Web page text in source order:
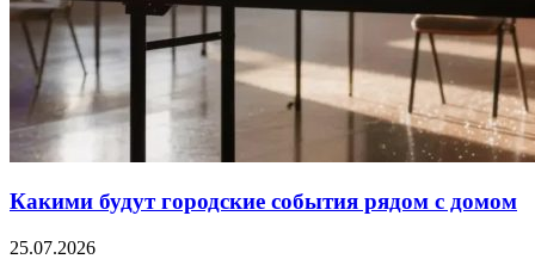
Какими будут городские события рядом с домом
25.07.2026